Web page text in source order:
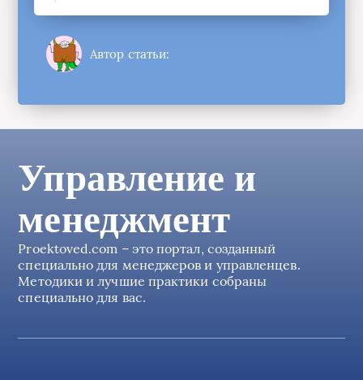
Автор статьи:
Управление и
менеджмент
Proektoved.com – это портал, созданный
специально для менеджеров и управленцев.
Методики и лучшие практики собраны
специально для вас.